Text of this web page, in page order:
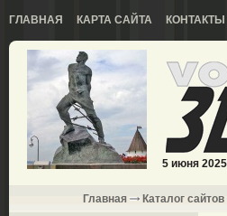
ГЛАВНАЯ КАРТА САЙТА КОНТАКТЫ
5 июня 2025
Главная Каталог сайтов